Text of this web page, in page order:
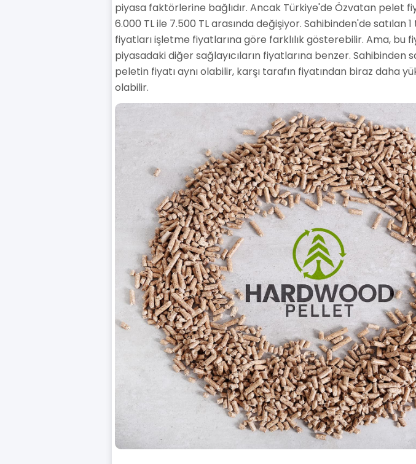
piyasa faktörlerine bağlıdır. Ancak Türkiye'de Özvatan pelet
6.000 TL ile 7.500 TL arasında değişiyor. Sahibinden'de satılan
fiyatları işletme fiyatlarına göre farklılık gösterebilir. Ama, bu
piyasadaki diğer sağlayıcıların fiyatlarına benzer. Sahibinden
peletin fiyatı aynı olabilir, karşı tarafın fiyatından biraz daha
olabilir.